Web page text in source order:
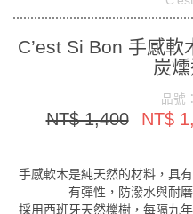
C’est Si Bon 手感
炭
品號
NT$ 1,400 NT$
手感軟木是純天然的材料，具
有彈性，防潑水與耐
採用西班牙天然櫟樹，每隔九